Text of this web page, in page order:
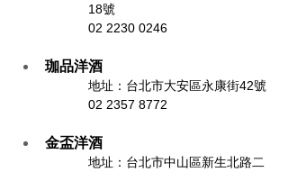
18號
02 2230 0246
珈品洋酒
地址： 台北市大安區永康街42號
02 2357 8772
金盃洋酒
地址： 台北市中山區新生北路二